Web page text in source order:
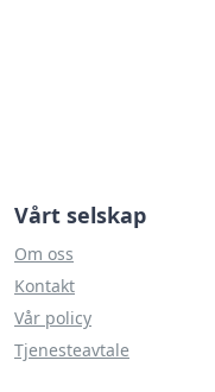
Vårt selskap
Om oss
Kontakt
Vår policy
Tjenesteavtale